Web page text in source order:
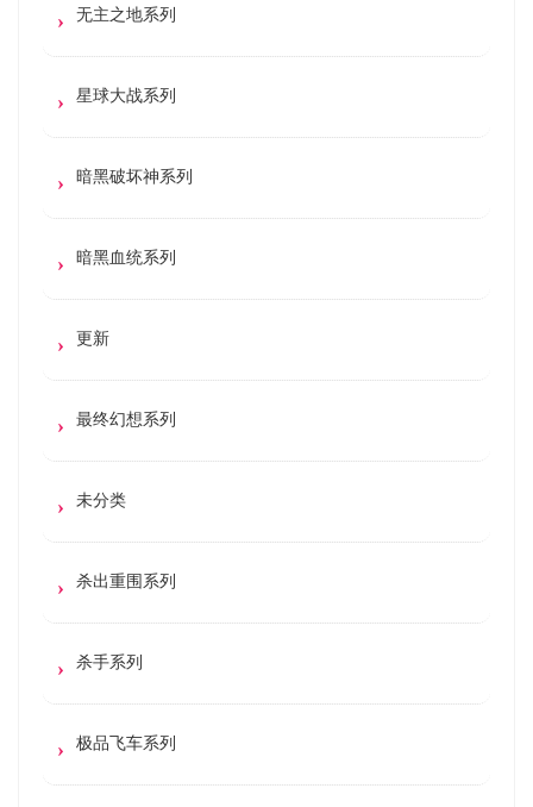
无主之地系列
星球大战系列
暗黑破坏神系列
暗黑血统系列
更新
最终幻想系列
未分类
杀出重围系列
杀手系列
极品飞车系列